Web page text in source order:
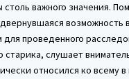
важного значения.
возможность
проведенного
слушает
относился ко всему